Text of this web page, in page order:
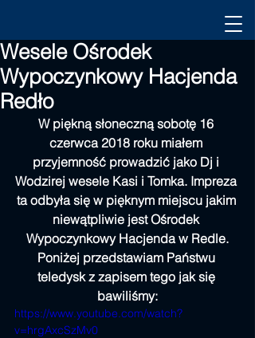
Wesele Ośrodek
Wypoczynkowy Hacjenda
Redło
W piękną słoneczną sobotę 16
czerwca 2018 roku miałem
przyjemność prowadzić jako Dj i
Wodzirej wesele Kasi i Tomka. Impreza
ta odbyła się w pięknym miejscu jakim
niewątpliwie jest Ośrodek
Wypoczynkowy Hacjenda w Redle.
Poniżej przedstawiam Państwu
teledysk z zapisem tego jak się
bawiliśmy:
https://www.youtube.com/watch?
v=hrgAxcSzMv0